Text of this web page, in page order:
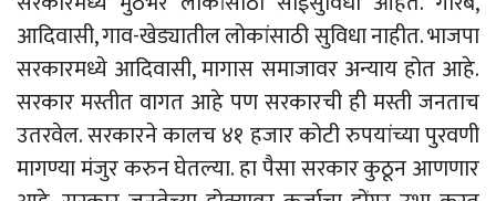
आदिवासी, गाव-खेड्यातील लोकांसाठी सुविधा नाहीत. भाजपा
सरकारमध्ये आदिवासी, मागास समाजावर अन्याय होत आहे.
सरकार मस्तीत वागत आहे पण सरकारची ही मस्ती जनताच
उतरवेल. सरकारने कालच ४१ हजार कोटी रुपयांच्या पुरवणी
मागण्या मंजुर करुन घेतल्या. हा पैसा सरकार कुठून आणणार